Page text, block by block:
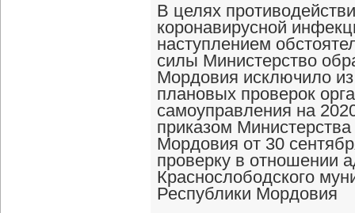
В целях
коронавирусной
наступлением
силы Министерство
Мордовия исключило
плановых проверок
самоуправления на
приказом
Мордовия от 30
проверку в отношении
Краснослободского
Республики Мордовия